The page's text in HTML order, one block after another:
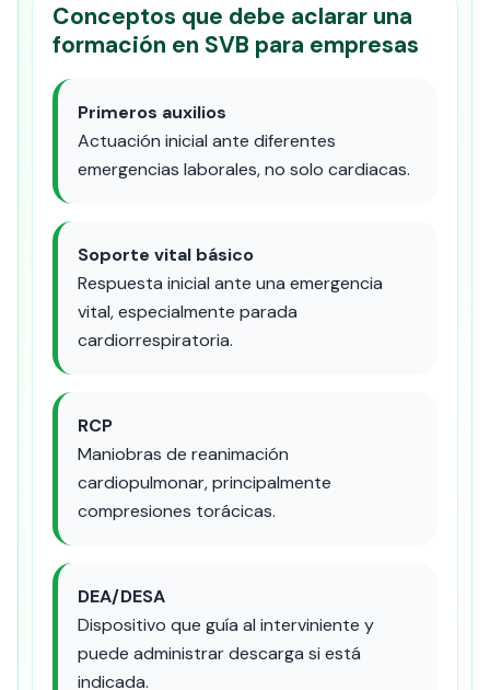
Conceptos que debe aclarar una
formación en SVB para empresas
Primeros auxilios
Actuación inicial ante diferentes
emergencias laborales, no solo cardiacas.
Soporte vital básico
Respuesta inicial ante una emergencia
vital, especialmente parada
cardiorrespiratoria.
RCP
Maniobras de reanimación
cardiopulmonar, principalmente
compresiones torácicas.
DEA/DESA
Dispositivo que guía al interviniente y
puede administrar descarga si está
indicada.